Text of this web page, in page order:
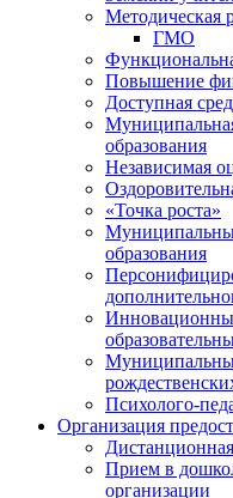
Методическая
ГМО
Повышение
Доступная
образования
Независимая
«Точка роста»
образования
Психолого-
Организация
Прием в
организации